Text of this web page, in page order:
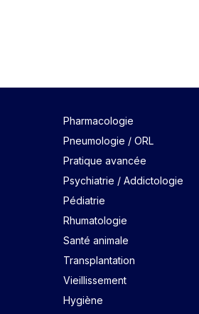
Pharmacologie
Pneumologie / ORL
Pratique avancée
Psychiatrie / Addictologie
Pédiatrie
Rhumatologie
Santé animale
Transplantation
Vieillissement
Hygiène